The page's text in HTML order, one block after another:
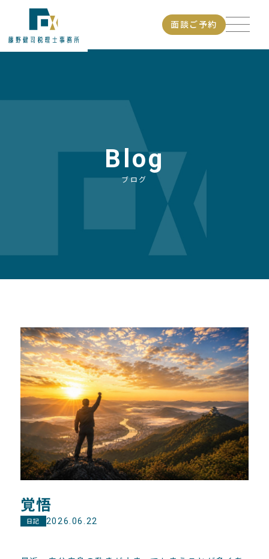
本文までスキップ
面談ご予約
Blog
ブログ
覚悟
日記 2026.06.22